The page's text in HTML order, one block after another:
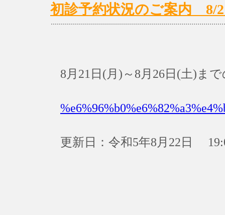
初診予約状況のご案内 8/
8月21日(月)～8月26日(土)ま
更新日：令和5年8月22日